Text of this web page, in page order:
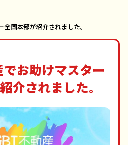
国本部が紹介されました。
お助けマスター
介されました。